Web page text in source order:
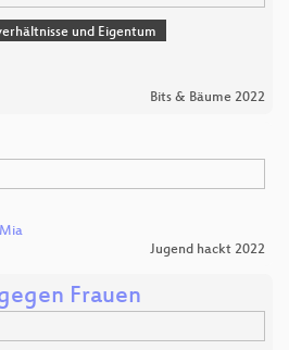
und Eigentum
Bits & Bäume 2022
Mia
Jugend hackt 2022
Frauen